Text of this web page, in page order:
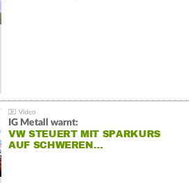
IG Metall warnt:
VW STEUERT MIT SPARKURS
AUF SCHWEREN…